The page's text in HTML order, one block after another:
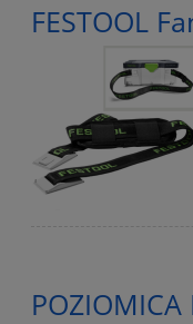
FESTOOL
POZIOMICA